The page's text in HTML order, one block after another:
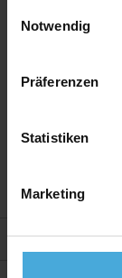
Notwendig
Präferenzen
Statistiken
Marketing
Aufhänger:
Schutz
Produktion
Weitere